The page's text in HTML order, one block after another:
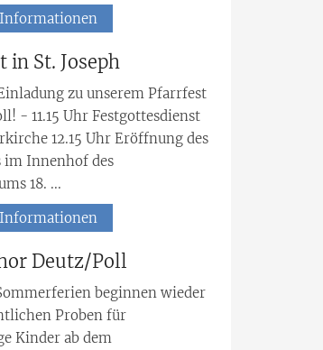
in St. Joseph
zu unserem Pfarrfest
- 11.15 Uhr Festgottesdienst
12.15 Uhr Eröffnung des
im Innenhof des
18. ...
Deutz/Poll
beginnen wieder
Proben für
Kinder ab dem